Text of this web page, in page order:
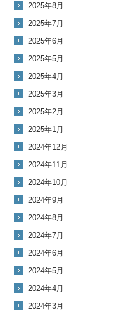
2025年8月
2025年7月
2025年6月
2025年5月
2025年4月
2025年3月
2025年2月
2025年1月
2024年12月
2024年11月
2024年10月
2024年9月
2024年8月
2024年7月
2024年6月
2024年5月
2024年4月
2024年3月